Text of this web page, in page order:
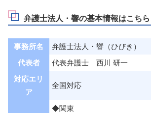
弁護士法人・響の基本情報はこちら
事務所名
弁護士法人・響（ひびき）
代表者
代表弁護士 西川 研一
対応エリ
ア
全国対応
◆関東